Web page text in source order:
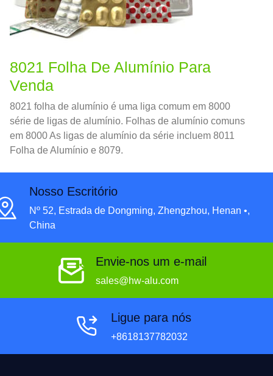
8021 Folha De Alumínio Para
Venda
8021 folha de alumínio é uma liga comum em 8000
série de ligas de alumínio. Folhas de alumínio comuns
em 8000 As ligas de alumínio da série incluem 8011
Folha de Alumínio e 8079.
Nosso Escritório
Nº 52, Estrada de Dongming, Zhengzhou, Henan •,
China
Envie-nos um e-mail
sales@hw-alu.com
Ligue para nós
+8618137782032